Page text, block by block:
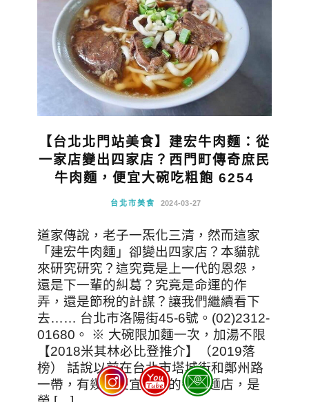
【台北北門站美食】建宏牛肉麵：從
一家店變出四家店？西門町傳奇庶民
牛肉麵，便宜大碗吃粗飽 6254
台北市美食 2024-03-27
道家傳說，老子一炁化三清，然而這家
「建宏牛肉麵」卻變出四家店？本貓就
來研究研究？這究竟是上一代的恩怨，
還是下一輩的糾葛？究竟是命運的作
弄，還是節稅的計謀？讓我們繼續看下
去…… 台北市洛陽街45-6號。(02)2312-
01680。 ※ 大碗限加麵一次，加湯不限
【2018米其林必比登推介】（2019落
榜） 話說以前在台北市塔城街和鄭州路
一帶，有幾家便宜大碗的牛肉麵店，是